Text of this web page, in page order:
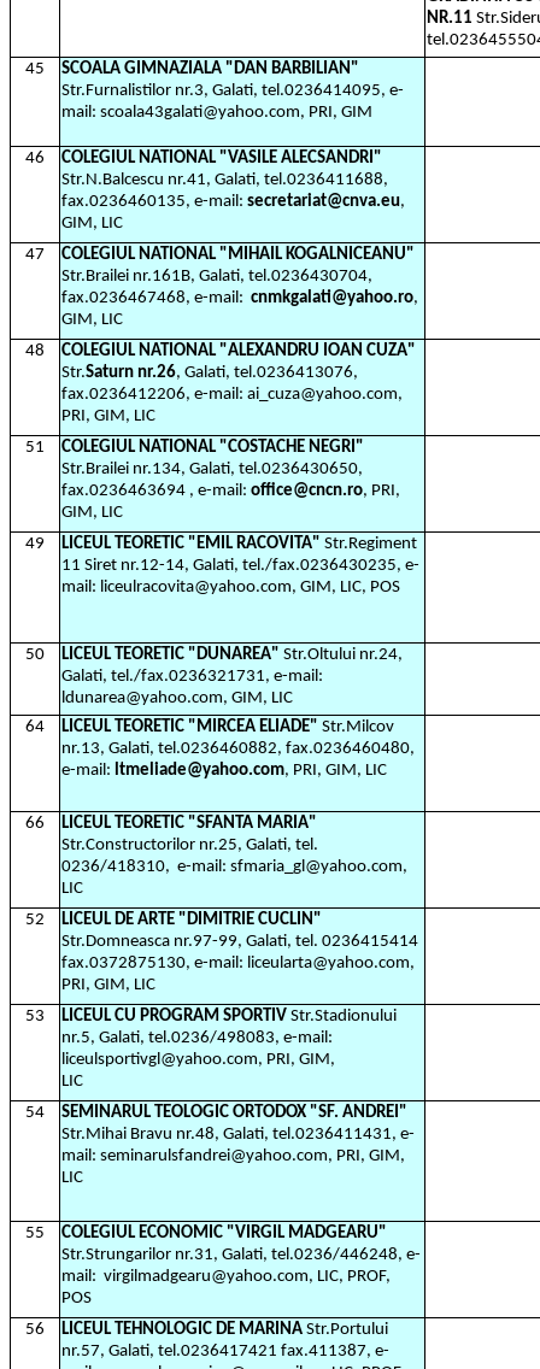
NR.11
45
SCOALA GIMNAZIALA "DAN BARBILIAN"
Str.Furnalistilor nr.3, Galati, tel.0236414095, e-
mail: scoala43galati@yahoo.com, PRI, GIM
46
COLEGIUL NATIONAL "VASILE ALECSANDRI"
Str.N.Balcescu nr.41, Galati, tel.0236411688,
fax.0236460135, e-mail: secretariat@cnva.eu,
GIM, LIC
47
COLEGIUL NATIONAL "MIHAIL KOGALNICEANU"
Str.Brailei nr.161B, Galati, tel.0236430704,
fax.0236467468, e-mail: cnmkgalati@yahoo.ro,
GIM, LIC
48
COLEGIUL NATIONAL "ALEXANDRU IOAN CUZA"
Str.Saturn nr.26, Galati, tel.0236413076,
fax.0236412206, e-mail: ai_cuza@yahoo.com,
PRI, GIM, LIC
51
COLEGIUL NATIONAL "COSTACHE NEGRI"
Str.Brailei nr.134, Galati, tel.0236430650,
fax.0236463694 , e-mail: office@cncn.ro, PRI,
GIM, LIC
49
LICEUL TEORETIC "EMIL RACOVITA" Str.Regiment
11 Siret nr.12-14, Galati, tel./fax.0236430235, e-
mail: liceulracovita@yahoo.com, GIM, LIC, POS
50 LICEUL TEORETIC "DUNAREA" Str.Oltului nr.24,
Galati, tel./fax.0236321731, e-mail:
ldunarea@yahoo.com, GIM, LIC
64
LICEUL TEORETIC "MIRCEA ELIADE" Str.Milcov
nr.13, Galati, tel.0236460882, fax.0236460480,
e-mail: ltmeliade@yahoo.com, PRI, GIM, LIC
66
LICEUL TEORETIC "SFANTA MARIA"
Str.Constructorilor nr.25, Galati, tel.
0236/418310, e-mail: sfmaria_gl@yahoo.com,
LIC
52
LICEUL DE ARTE "DIMITRIE CUCLIN"
Str.Domneasca nr.97-99, Galati, tel. 0236415414
fax.0372875130, e-mail: liceularta@yahoo.com,
PRI, GIM, LIC
53
LICEUL CU PROGRAM SPORTIV Str.Stadionului
nr.5, Galati, tel.0236/498083, e-mail:
liceulsportivgl@yahoo.com, PRI, GIM,
LIC
54
SEMINARUL TEOLOGIC ORTODOX "SF. ANDREI"
Str.Mihai Bravu nr.48, Galati, tel.0236411431, e-
mail: seminarulsfandrei@yahoo.com, PRI, GIM,
LIC
55
COLEGIUL ECONOMIC "VIRGIL MADGEARU"
Str.Strungarilor nr.31, Galati, tel.0236/446248, e-
mail: virgilmadgearu@yahoo.com, LIC, PROF,
POS
56
LICEUL TEHNOLOGIC DE MARINA Str.Portului
nr.57, Galati, tel.0236417421 fax.411387, e-